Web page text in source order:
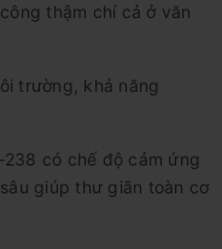
thậm chí cả ở văn
trường, khả năng
238 có chế độ cảm ứng
giúp thư giãn toàn cơ